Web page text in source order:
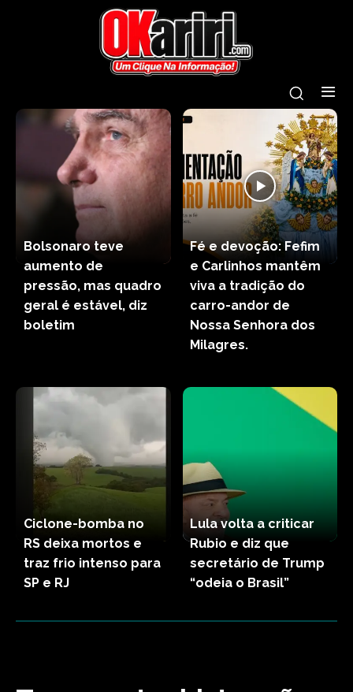
Bolsonaro teve
aumento de
pressão, mas quadro
geral é estável, diz
boletim
Fé e devoção: Fefim
e Carlinhos mantêm
viva a tradição do
carro-andor de
Nossa Senhora dos
Milagres.
Ciclone-bomba no
RS deixa mortos e
traz frio intenso para
SP e RJ
Lula volta a criticar
Rubio e diz que
secretário de Trump
“odeia o Brasil”